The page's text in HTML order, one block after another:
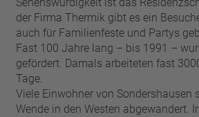
der Firma Thermik gibt es ein
auch für Familienfeste und Partys
Fast 100 Jahre lang – bis 1991 –
gefördert. Damals arbeiteten fast
Tage.
Viele Einwohner von Sondershausen
Wende in den Westen abgewandert.